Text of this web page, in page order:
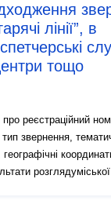
лінії”, в
тощо
про реєстраційний
звернення,